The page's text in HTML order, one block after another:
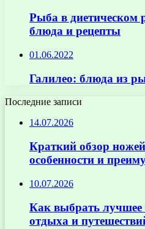
Рыба в диетическом
блюда и рецепты
01.06.2022
Галилео: блюда из
Последние записи
14.07.2026
Краткий обзор
особенности и
10.07.2026
Как выбрать лучшее
отдыха и